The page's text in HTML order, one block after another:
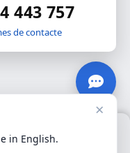
S.L.U.
de privacitat
443 757
de contacte
×
in English.